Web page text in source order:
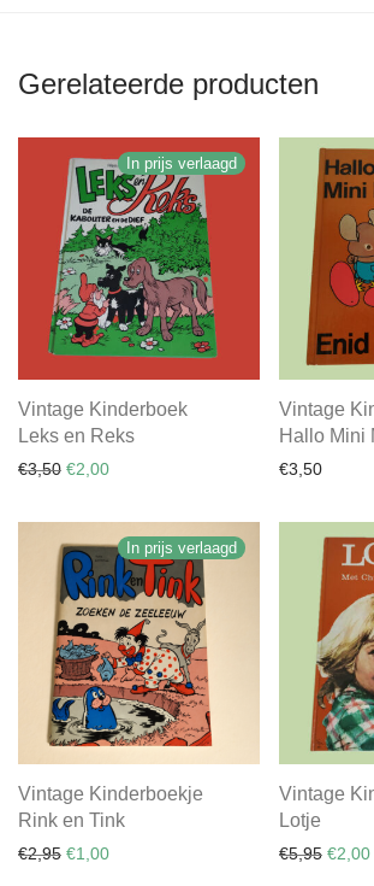
Gerelateerde producten
In prijs verlaagd
Vintage Kinderboek
Leks en Reks
€3,50 Oorspronkelijke prijs was: €3,50.
€2,00Huidige prijs is: €2,00.
Vintage
Hallo Mini
€3,50
In prijs verlaagd
Vintage Kinderboekje
Rink en Tink
€2,95 Oorspronkelijke prijs was: €2,95.
€1,00Huidige prijs is: €1,00.
Vintage
Lotje
€5,95 €2,00